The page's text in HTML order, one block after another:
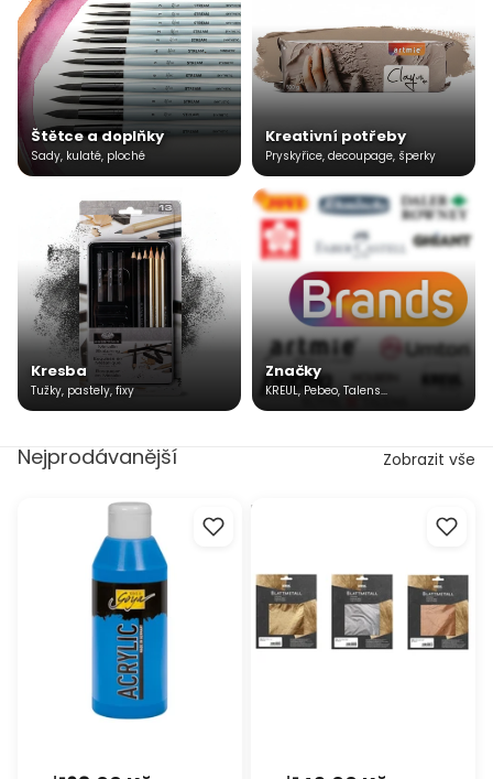
Štětce a doplňky
Sady, kulaté, ploché
Kreativní potřeby
Pryskyřice, decoupage, šperky
Kresba
Tužky, pastely, fixy
Značky
KREUL, Pebeo, Talens...
Nejprodávanější Zobrazit vše
Akrylová barva Solo Goya
Acrylic 250 ml
Metalická dekorační fólie -